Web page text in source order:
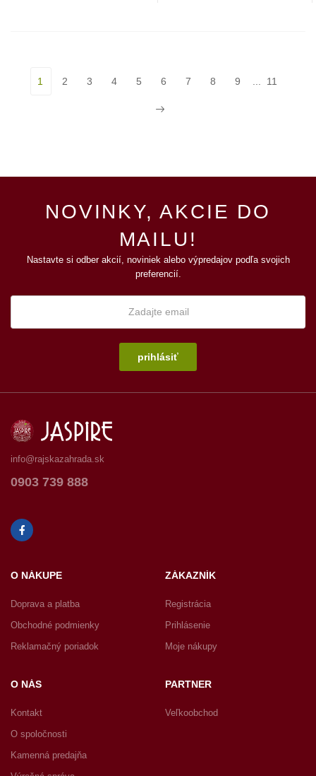
1 2 3 4 5 6 7 8 9 11
NOVINKY, AKCIE DO
MAILU!
Nastavte si odber akcií, noviniek alebo výpredajov podľa svojich
preferencií.
prihlásiť
info@rajskazahrada.sk
0903 739 888
O NÁKUPE
Doprava a platba
Obchodné podmienky
Reklamačný poriadok
ZÁKAZNÍK
Registrácia
Prihlásenie
Moje nákupy
O NÁS
Kontakt
O spoločnosti
Kamenná predajňa
PARTNER
Veľkoobchod